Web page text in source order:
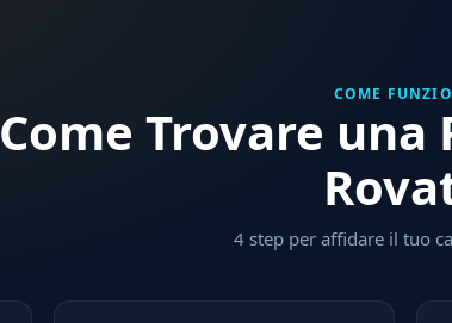
COME
Come Trovare una
4 step per affidare il tuo